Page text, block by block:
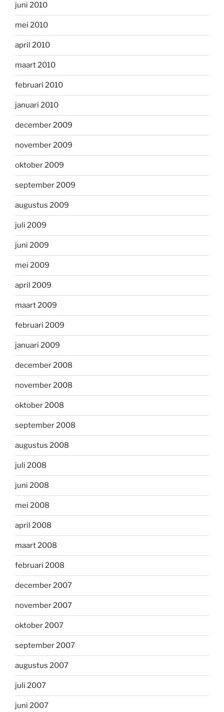
juni 2010
mei 2010
april 2010
maart 2010
februari 2010
januari 2010
december 2009
november 2009
oktober 2009
september 2009
augustus 2009
juli 2009
juni 2009
mei 2009
april 2009
maart 2009
februari 2009
januari 2009
december 2008
november 2008
oktober 2008
september 2008
augustus 2008
juli 2008
juni 2008
mei 2008
april 2008
maart 2008
februari 2008
december 2007
november 2007
oktober 2007
september 2007
augustus 2007
juli 2007
juni 2007